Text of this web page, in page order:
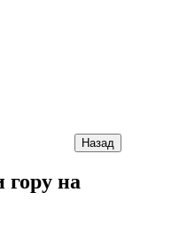
Назад
на